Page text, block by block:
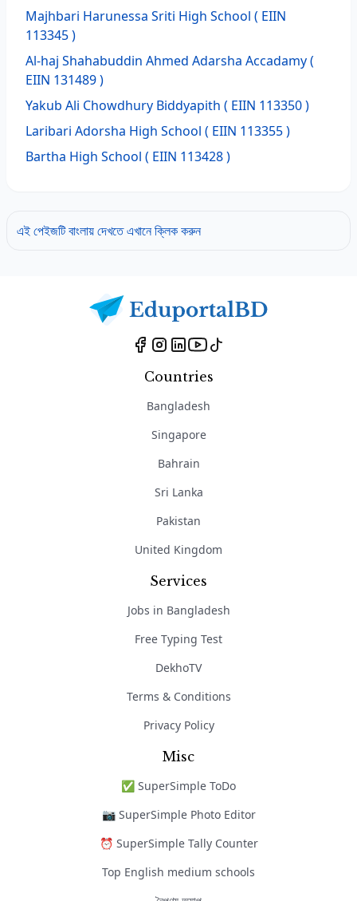
Majhbari Harunessa Sriti High School ( EIIN
113345 )
Al-haj Shahabuddin Ahmed Adarsha Accadamy(
EIIN 131489 )
Yakub Ali Chowdhury Biddyapith ( EIIN 113350 )
Laribari Adorsha High School ( EIIN 113355 )
Bartha High School ( EIIN 113428 )
এই পেইজটি বাংলায় দেখতে এখানে ক্লিক করুন
Countries
Bangladesh
Singapore
Bahrain
Sri Lanka
Pakistan
United Kingdom
Services
Jobs in Bangladesh
Free Typing Test
DekhoTV
Terms & Conditions
Privacy Policy
Misc
✅ SuperSimple ToDo
📷 SuperSimple Photo Editor
⏰ SuperSimple Tally Counter
Top English medium schools